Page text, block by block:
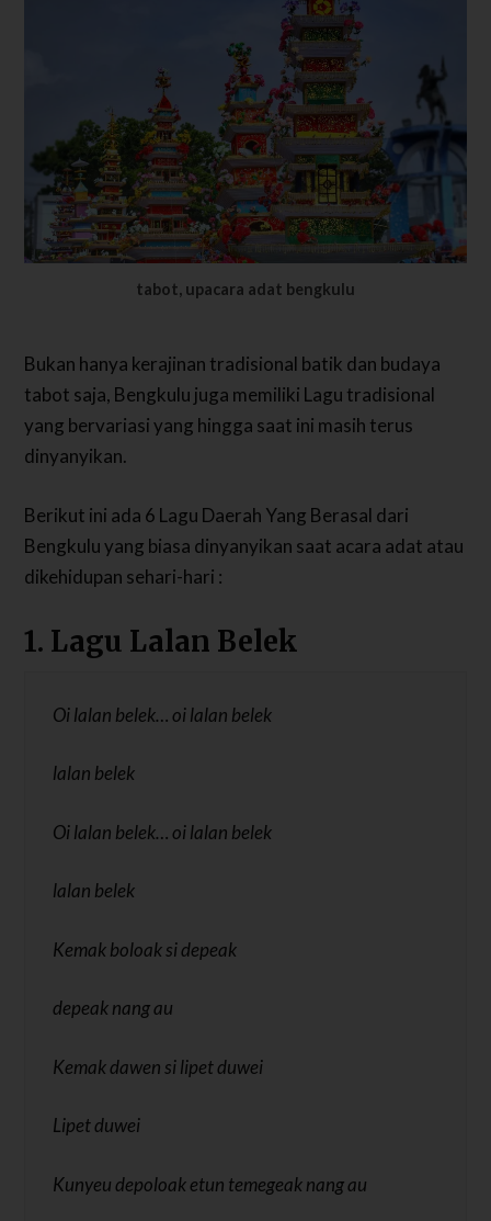
tabot, upacara adat bengkulu
Bukan hanya kerajinan tradisional batik dan budaya
tabot saja, Bengkulu juga memiliki Lagu tradisional
yang bervariasi yang hingga saat ini masih terus
dinyanyikan.
Berikut ini ada 6 Lagu Daerah Yang Berasal dari
Bengkulu yang biasa dinyanyikan saat acara adat atau
dikehidupan sehari-hari :
1. Lagu Lalan Belek
Oi lalan belek… oi lalan belek
lalan belek
Oi lalan belek… oi lalan belek
lalan belek
Kemak boloak si depeak
depeak nang au
Kemak dawen si lipet duwei
Lipet duwei
Kunyeu depoloak etun temegeak nang au